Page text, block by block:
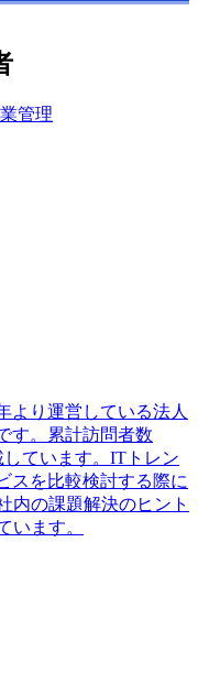
管理
より運営している法人
す。累計訪問者数
しています。ITトレン
スを比較検討する際に
内の課題解決のヒント
います。